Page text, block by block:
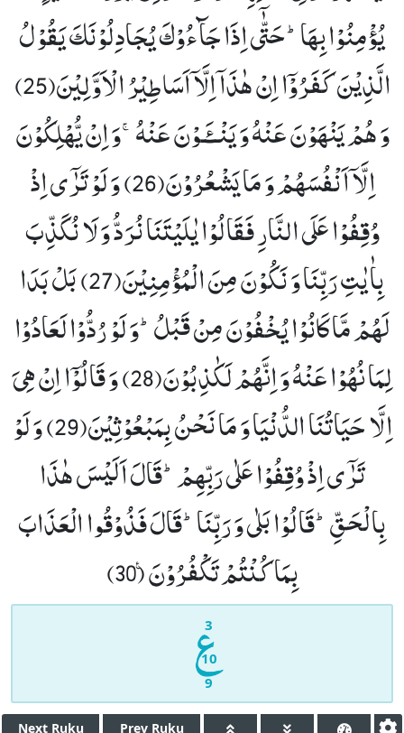
یُؤْمِنُوْا بِهَاؕ-حَتّٰۤى اِذَا جَآءُوْكَ یُجَادِلُوْنَكَ یَقُوْلُ
الَّذِیْنَ كَفَرُوْۤا اِنْ هٰذَاۤ اِلَّاۤ اَسَاطِیْرُ الْاَوَّلِیْنَ(25)
وَ هُمْ یَنْهَوْنَ عَنْهُ وَ یَنْــٴَـوْنَ عَنْهُۚ-وَ اِنْ یُّهْلِكُوْنَ
اِلَّاۤ اَنْفُسَهُمْ وَ مَا یَشْعُرُوْنَ(26)
وَ لَوْ تَرٰۤى اِذْ
وُقِفُوْا عَلَى النَّارِ فَقَالُوْا یٰلَیْتَنَا نُرَدُّ وَ لَا نُكَذِّبَ
بِاٰیٰتِ رَبِّنَا وَ نَكُوْنَ مِنَ الْمُؤْمِنِیْنَ(27)
بَلْ بَدَا
لَهُمْ مَّا كَانُوْا یُخْفُوْنَ مِنْ قَبْلُؕ-وَ لَوْ رُدُّوْا لَعَادُوْا
لِمَا نُهُوْا عَنْهُ وَ اِنَّهُمْ لَكٰذِبُوْنَ(28)
وَ قَالُوْۤا اِنْ هِیَ
اِلَّا حَیَاتُنَا الدُّنْیَا وَ مَا نَحْنُ بِمَبْعُوْثِیْنَ(29)
وَ لَوْ
تَرٰۤى اِذْ وُقِفُوْا عَلٰى رَبِّهِمْؕ-قَالَ اَلَیْسَ هٰذَا
بِالْحَقِّؕ-قَالُوْا بَلٰى وَ رَبِّنَاؕ-قَالَ فَذُوْقُوا الْعَذَابَ
بِمَا كُنْتُمْ تَكْفُرُوْنَ۠ (30)
3
10
9
Next Ruku Prev Ruku